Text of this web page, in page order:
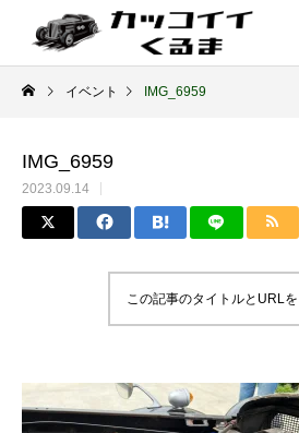
イベント IMG_6959
IMG_6959
2023.09.14
この記事のタイトルとURL